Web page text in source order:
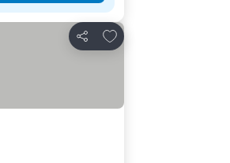
Paylaş
Favorilerime ekle